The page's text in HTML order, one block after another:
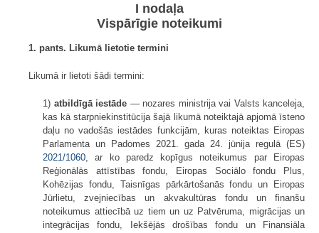
I nodaļa
Vispārīgie noteikumi
1. pants. Likumā lietotie termini
Likumā ir lietoti šādi termini:
1) atbildīgā iestāde — nozares ministrija vai Valsts kanceleja,
kas kā starpniekinstitūcija šajā likumā noteiktajā apjomā īsteno
daļu no vadošās iestādes funkcijām, kuras noteiktas Eiropas
Parlamenta un Padomes 2021. gada 24. jūnija regulā (ES)
2021/1060 , ar ko paredz kopīgus noteikumus par Eiropas
Reģionālās attīstības fondu, Eiropas Sociālo fondu Plus,
Kohēzijas fondu, Taisnīgas pārkārtošanās fondu un Eiropas
Jūrlietu, zvejniecības un akvakultūras fondu un finanšu
noteikumus attiecībā uz tiem un uz Patvēruma, migrācijas un
integrācijas fondu, Iekšējās drošības fondu un Finansiāla